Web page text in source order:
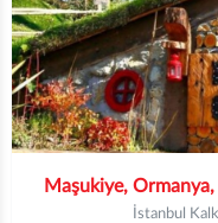
Maşukiye,
İstanbul